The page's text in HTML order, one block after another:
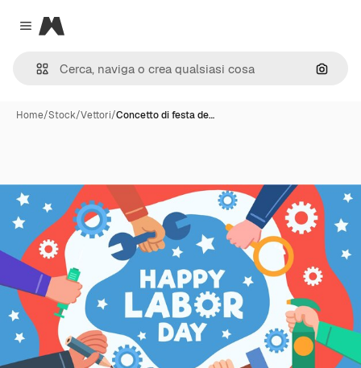
Close menu
Magnific
Cerca
Home/Stock/Vettori/Concetto di festa de…